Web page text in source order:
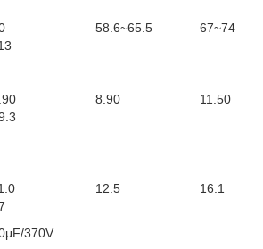
58.6~65.5 67~74
8.90 11.50
12.5 16.1
370V